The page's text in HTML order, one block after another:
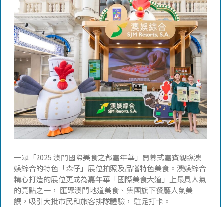
一眾「2025 澳門國際美食之都嘉年華」開幕式嘉賓親臨澳
娛綜合的特色「森仔」展位拍照及品嚐特色美食。澳娛綜合
精心打造的展位更成為嘉年華「國際美食大道」上最具人氣
的亮點之一， 匯聚澳門地道美食、集團旗下餐廳人氣美
饌，吸引大批市民和旅客排隊體驗， 駐足打卡。